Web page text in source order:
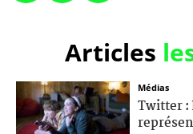
Articles
Médias
Twitter :